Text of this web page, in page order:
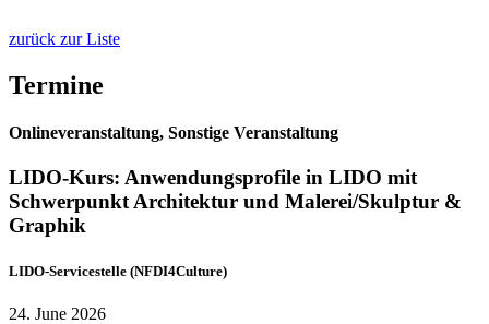
zurück zur Liste
Termine
Onlineveranstaltung, Sonstige Veranstaltung
LIDO-Kurs: Anwendungsprofile in LIDO mit
Schwerpunkt Architektur und Malerei/Skulptur &
Graphik
LIDO-Servicestelle (NFDI4Culture)
24. June 2026